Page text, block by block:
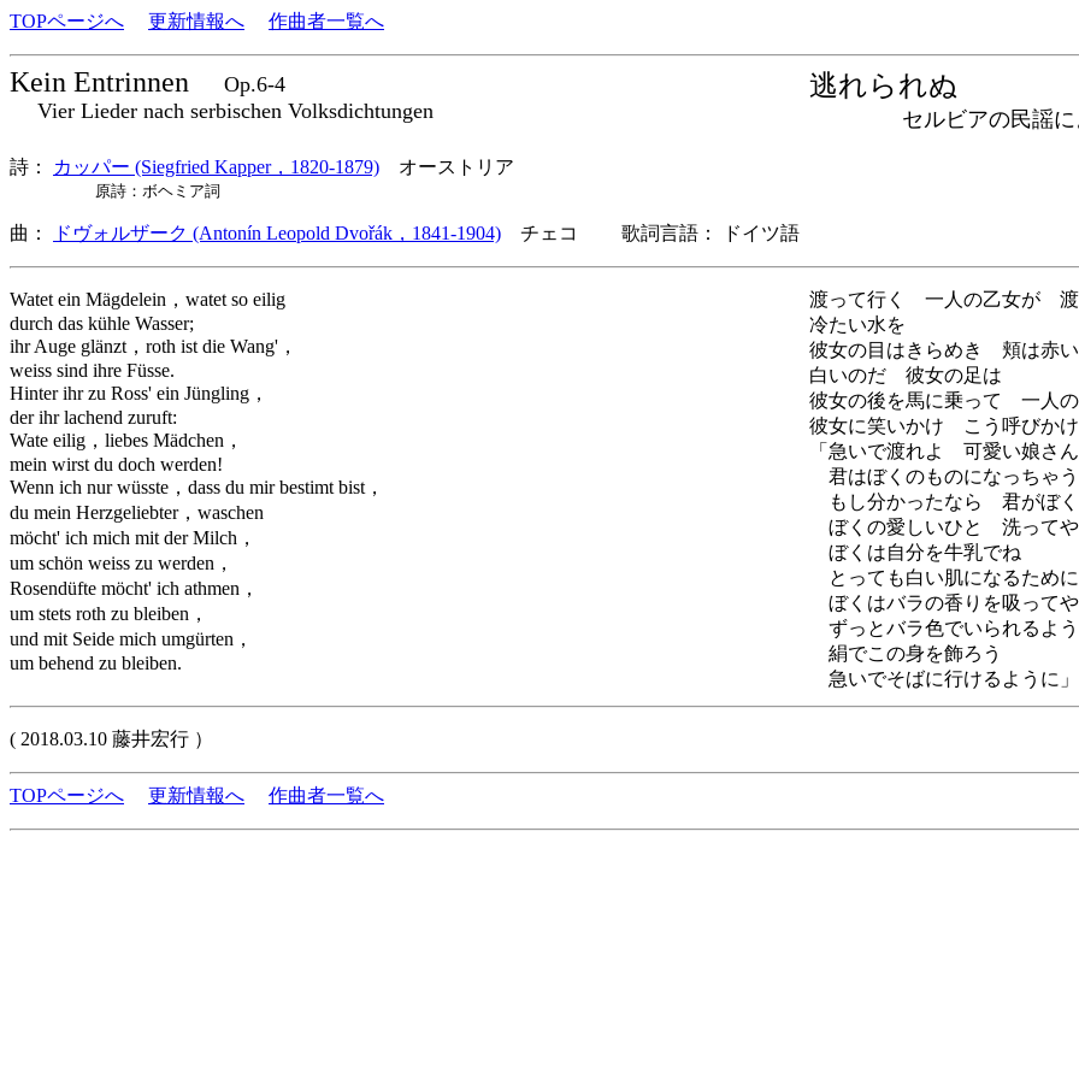
TOPページへ 更新情報へ 作曲者一覧へ
Kein Entrinnen
Op.6-4
Vier Lieder nach serbischen Volksdichtungen
逃れられぬ
セルビアの民謡によ
詩： カッパー (Siegfried Kapper，1820-1879) オーストリア
原詩：ボヘミア詞
曲： ドヴォルザーク (Antonín Leopold Dvořák，1841-1904) チェコ 歌詞言語： ドイツ語
Watet ein Mägdelein，watet so eilig
durch das kühle Wasser;
ihr Auge glänzt，roth ist die Wang'，
weiss sind ihre Füsse.
Hinter ihr zu Ross' ein Jüngling，
der ihr lachend zuruft:
Wate eilig，liebes Mädchen，
mein wirst du doch werden!
Wenn ich nur wüsste，dass du mir bestimt bist，
du mein Herzgeliebter，waschen
möcht' ich mich mit der Milch，
um schön weiss zu werden，
Rosendüfte möcht' ich athmen，
um stets roth zu bleiben，
und mit Seide mich umgürten，
um behend zu bleiben.
渡って行く 一人の乙女が
冷たい水を
彼女の目はきらめき 頬は赤い
白いのだ 彼女の足は
彼女の後を馬に乗って 一人
彼女に笑いかけ こう呼びか
「急いで渡れよ 可愛い娘さん
君はぼくのものになっちゃ
もし分かったなら 君がぼく
ぼくの愛しいひと 洗って
ぼくは自分を牛乳でね
とっても白い肌になるために
ぼくはバラの香りを吸って
ずっとバラ色でいられるよ
絹でこの身を飾ろう
急いでそばに行けるように」
( 2018.03.10 藤井宏行 ）
TOPページへ 更新情報へ 作曲者一覧へ